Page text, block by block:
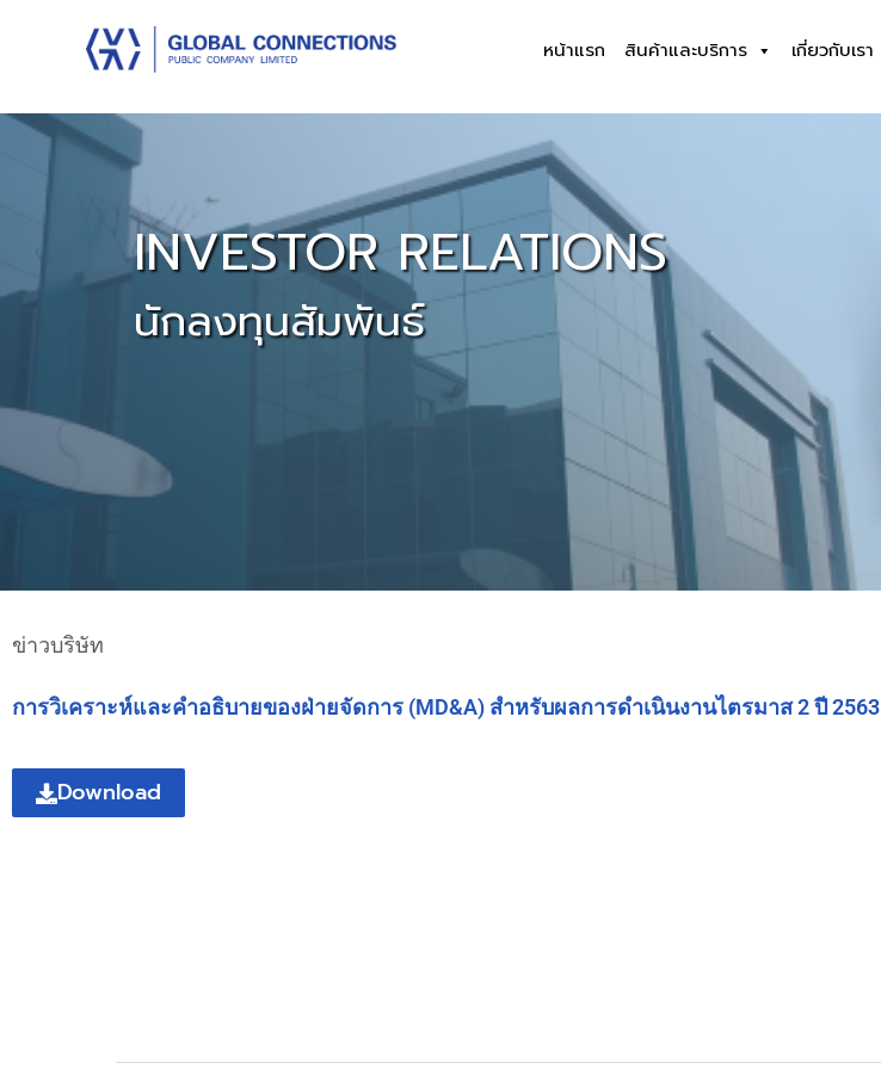
หน้าแรก สินค้าและบริการ เกี่ยวกับเรา
INVESTOR RELATIONS
นักลงทุนสัมพันธ์
ข่าวบริษัท
การวิเคราะห์และคำอธิบายของฝ่ายจัดการ (MD&A) สำหรับผลการดำเนินงานไตรมาส 2 ปี 2563
Download